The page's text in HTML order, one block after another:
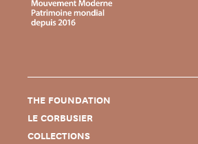
THE FOUNDATION
LE CORBUSIER
COLLECTIONS